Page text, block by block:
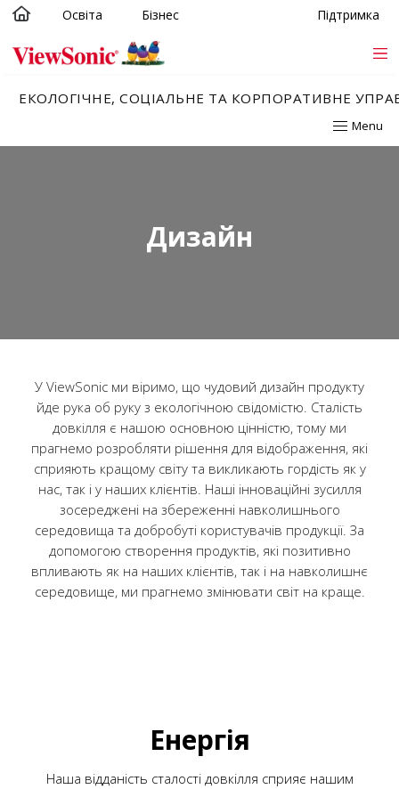
Skip to main content
Освіта Бізнес Підтримка
ЕКОЛОГІЧНЕ, СОЦІАЛЬНЕ ТА КОРПОРАТИВНЕ
Menu
Дизайн
У ViewSonic ми віримо, що чудовий дизайн продукту
йде рука об руку з екологічною свідомістю. Сталість
довкілля є нашою основною цінністю, тому ми
прагнемо розробляти рішення для відображення, які
сприяють кращому світу та викликають гордість як у
нас, так і у наших клієнтів. Наші інноваційні зусилля
зосереджені на збереженні навколишнього
середовища та добробуті користувачів продукції. За
допомогою створення продуктів, які позитивно
впливають як на наших клієнтів, так і на навколишнє
середовище, ми прагнемо змінювати світ на краще.
Енергія
Наша відданість сталості довкілля сприяє нашим